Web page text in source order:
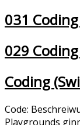
031
029
Coding
Code:
Playgrounds